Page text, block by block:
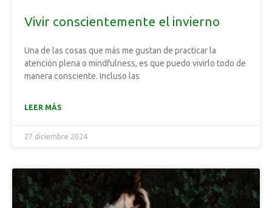
Vivir conscientemente el invierno
Una de las cosas que más me gustan de practicar la
atención plena o mindfulness, es que puedo vivirlo todo de
manera consciente. Incluso las
LEER MÁS
27 diciembre 2024